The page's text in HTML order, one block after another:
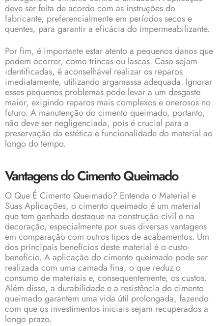
deve ser feita de acordo com as instruções do
fabricante, preferencialmente em períodos secos e
quentes, para garantir a eficácia do impermeabilizante.
Por fim, é importante estar atento a pequenos danos que
podem ocorrer, como trincas ou lascas. Caso sejam
identificadas, é aconselhável realizar os reparos
imediatamente, utilizando argamassa adequada. Ignorar
esses pequenos problemas pode levar a um desgaste
maior, exigindo reparos mais complexos e onerosos no
futuro. A manutenção do cimento queimado, portanto,
não deve ser negligenciada, pois é crucial para a
preservação da estética e funcionalidade do material ao
longo do tempo.
Vantagens do Cimento Queimado
O Que É Cimento Queimado? Entenda o Material e
Suas Aplicações, o cimento queimado é um material
que tem ganhado destaque na construção civil e na
decoração, especialmente por suas diversas vantagens
em comparação com outros tipos de acabamentos. Um
dos principais benefícios deste material é o custo-
benefício. A aplicação do cimento queimado pode ser
realizada com uma camada fina, o que reduz o
consumo de materiais e, consequentemente, os custos.
Além disso, a durabilidade e a resistência do cimento
queimado garantem uma vida útil prolongada, fazendo
com que os investimentos iniciais sejam recuperados a
longo prazo.